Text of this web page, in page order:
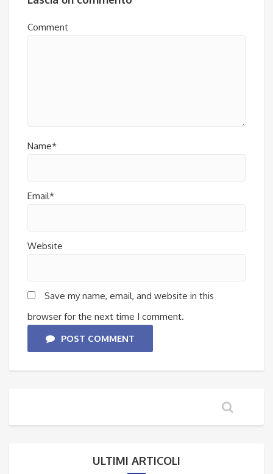
Comment
Name*
Email*
Website
Save my name, email, and website in this
browser for the next time I comment.
POST COMMENT
ULTIMI ARTICOLI